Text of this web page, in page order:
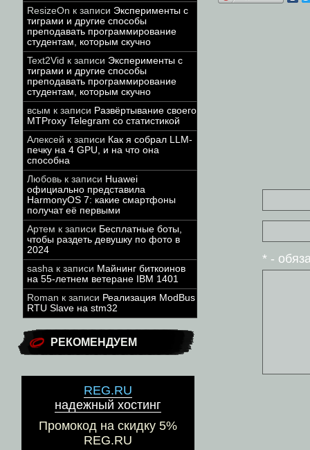
ResizeOn к записи Эксперименты с
тиграми и другие способы
преподавать программирование
студентам, которым скучно
Text2Vid к записи Эксперименты с
тиграми и другие способы
преподавать программирование
студентам, которым скучно
всым к записи Развёртывание своего
MTProxy Telegram со статистикой
Алексей к записи Как я собрал LLM-
печку на 4 GPU, и на что она
способна
Любовь к записи Huawei
официально представила
HarmonyOS 7: какие смартфоны
получат её первыми
Артем к записи Бесплатные боты,
чтобы раздеть девушку по фото в
2024
sasha к записи Майнинг биткоинов
на 55-летнем ветеране IBM 1401
Roman к записи Реализация ModBus
RTU Slave на stm32
РЕКОМЕНДУЕМ
REG.RU
надежный хостинг
Промокод на скидку 5%
REG.RU
* -